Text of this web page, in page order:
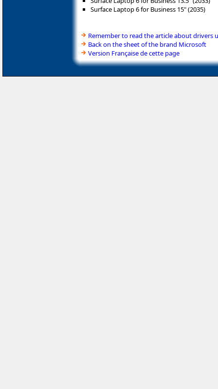
Surface Laptop 6 for Business 15" (2035)
Remember to read the article about drivers
Back on the sheet of the brand Microsoft
Version Française de cette page